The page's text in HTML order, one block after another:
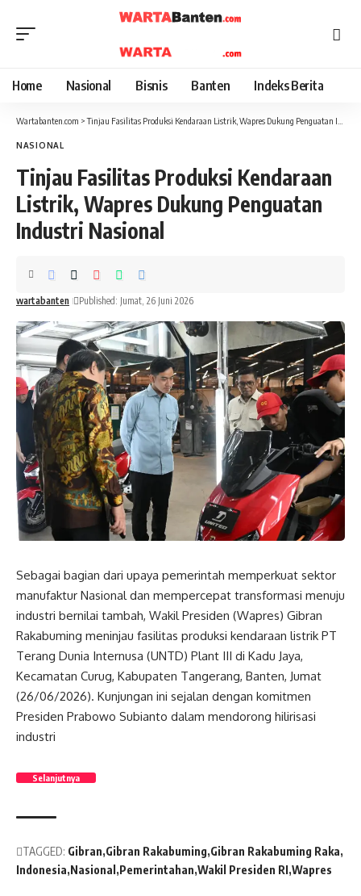
Home Nasional Bisnis Banten Indeks Berita
Wartabanten.com >Tinjau Fasilitas Produksi Kendaraan Listrik, Wapres Dukung Penguatan Industri Nasional
NASIONAL
Tinjau Fasilitas Produksi Kendaraan
Listrik, Wapres Dukung Penguatan
Industri Nasional
wartabanten Published: Jumat, 26 Juni 2026
Sebagai bagian dari upaya pemerintah memperkuat sektor
manufaktur Nasionaldan mempercepat transformasi menuju
industri bernilai tambah, Wakil Presiden (Wapres) Gibran
Rakabuming meninjau fasilitas produksi kendaraan listrik PT
Terang Dunia Internusa (UNTD) Plant III di Kadu Jaya,
Kecamatan Curug, Kabupaten Tangerang, Banten, Jumat
(26/06/2026). Kunjungan ini sejalan dengan komitmen
Presiden Prabowo Subianto dalam mendorong hilirisasi
industri
Selanjutnya
TAGGED: Gibran Gibran Rakabuming Gibran Rakabuming Raka
Indonesia Nasional Pemerintahan Wakil Presiden RI Wapres